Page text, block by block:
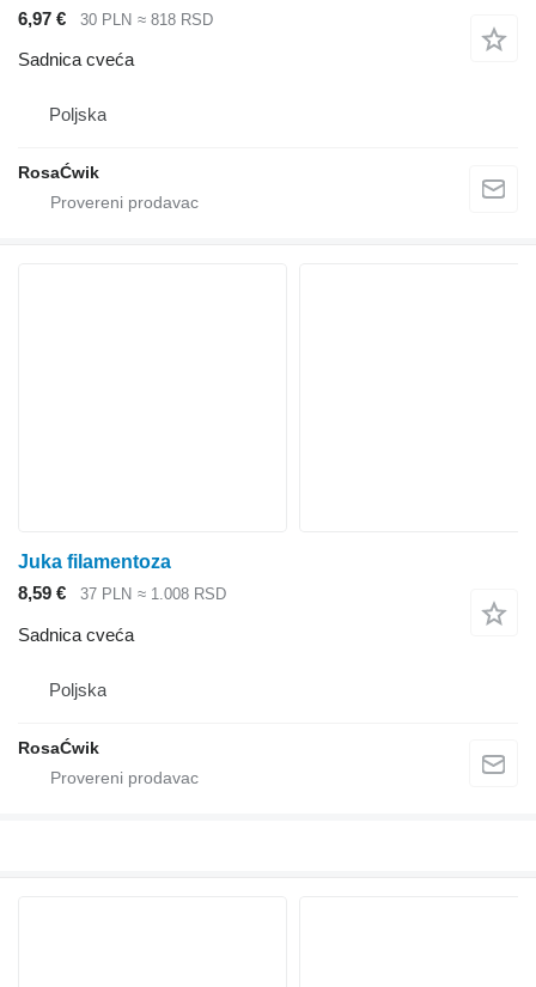
6,97 €
30 PLN ≈ 818 RSD
Sadnica cveća
Poljska
RosaĆwik
Јuka filamentoza
8,59 €
37 PLN ≈ 1.008 RSD
Sadnica cveća
Poljska
RosaĆwik